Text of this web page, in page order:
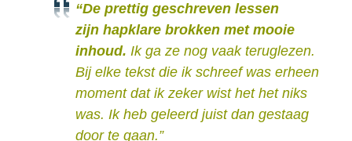
“De prettig geschreven lessen
zijn hapklare brokken met mooie
inhoud. Ik ga ze nog vaak teruglezen.
Bij elke tekst die ik schreef was erheen
moment dat ik zeker wist het het niks
was. Ik heb geleerd juist dan gestaag
door te gaan.”